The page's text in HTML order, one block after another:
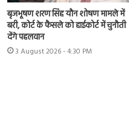
बृजभूषण शरण सिंह यौन शोषण मामले में
बरी, कोर्ट के फैसले को हाईकोर्ट में चुनौती
देंगे पहलवान
3 August 2026 - 4:30 PM